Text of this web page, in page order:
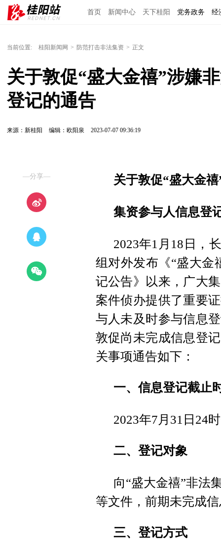
首页 新闻中心 天下桂阳 党务政务 经
当前位置: 桂阳新闻网 > 防范打击非法集资 > 正文
关于敦促“盛大金禧”涉嫌
登记的通告
来源：新桂阳 编辑：欧阳泉 2023-07-07 09:36:19
—分享— 关于敦促“盛大金
集资参与人信息登
2023年1月18日，
组对外发布《“盛大金
记公告》以来，广大
案件侦办提供了重要
与人未及时参与信息
敦促尚未完成信息登
关事项通告如下：
一、信息登记截止
2023年7月31日24
二、登记对象
向“盛大金禧”非法
等文件，前期未完成
三、登记方式